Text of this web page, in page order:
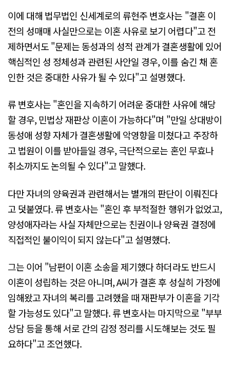
이에 대해 법무법인 신세계로의 류현주 변호사는 "결혼 이
전의 성매매 사실만으로는 이혼 사유로 보기 어렵다"고 전
제하면서도 "문제는 동성과의 성적 관계가 결혼생활에 있어
핵심적인 성 정체성과 관련된 사안일 경우, 이를 숨긴 채 혼
인한 것은 중대한 사유가 될 수 있다"고 설명했다.
류 변호사는 "혼인을 지속하기 어려운 중대한 사유에 해당
할 경우, 민법상 재판상 이혼이 가능하다"며 "만일 상대방이
동성애 성향 자체가 결혼생활에 악영향을 미쳤다고 주장하
고 법원이 이를 받아들일 경우, 극단적으로는 혼인 무효나
취소까지도 논의될 수 있다"고 말했다.
다만 자녀의 양육권과 관련해서는 별개의 판단이 이뤄진다
고 덧붙였다. 류 변호사는 "혼인 후 부적절한 행위가 없었고,
양성애자라는 사실 자체만으로는 친권이나 양육권 결정에
직접적인 불이익이 되지 않는다"고 설명했다.
그는 이어 "남편이 이혼 소송을 제기했다 하더라도 반드시
이혼이 성립하는 것은 아니며, A씨가 결혼 후 성실히 가정에
임해왔고 자녀의 복리를 고려했을 때 재판부가 이혼을 기각
할 가능성도 있다"고 말했다. 류 변호사는 마지막으로 "부부
상담 등을 통해 서로 간의 감정 정리를 시도해보는 것도 필
요하다"고 조언했다.